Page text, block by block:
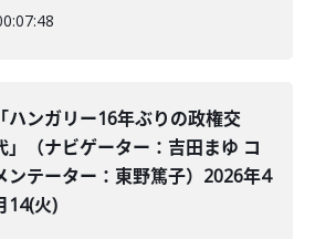
「ハンガリー16年ぶりの政権交
」（ナビゲーター：吉田まゆ コ
ンテーター：東野篤子）2026年4
14(火)